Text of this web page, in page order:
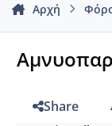
Αρχή
Share